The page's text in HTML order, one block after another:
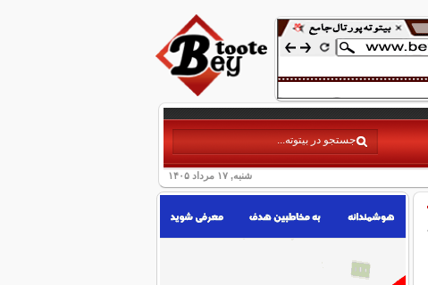
شنبه, ۱۷ مرداد ۱۴۰۵